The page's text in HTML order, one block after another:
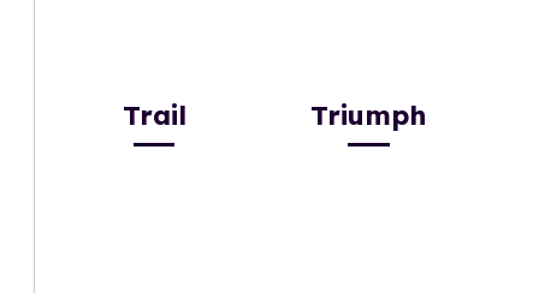
Trail Triumph